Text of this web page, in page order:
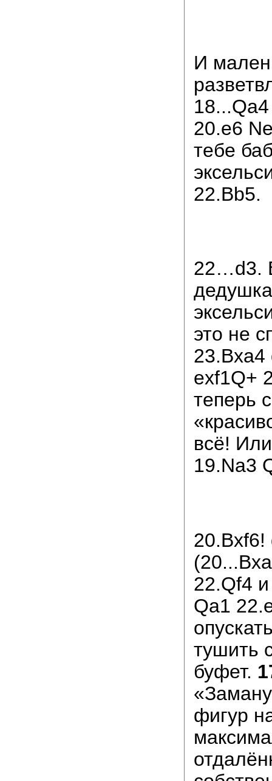
И
20.e6
тебе
22.Bb5.
22…d3.
это не
23.Bxa4
exf1Q+
теперь
всё!
19.Na3
20.Bxf6!
22.Qf4
Qa1
тушить
буфет.
фигур